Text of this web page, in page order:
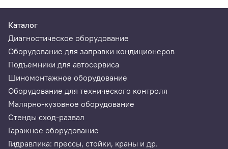
Каталог
Диагностическое оборудование
Оборудование для заправки кондиционеров
Подъемники для автосервиса
Шиномонтажное оборудование
Оборудование для технического контроля
Малярно-кузовное оборудование
Стенды сход-развал
Гаражное оборудование
Гидравлика: прессы, стойки, краны и др.